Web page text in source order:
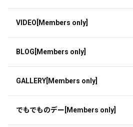
VIDEO[Members only]
BLOG[Members only]
GALLERY[Members only]
でもでものデー[Members only]